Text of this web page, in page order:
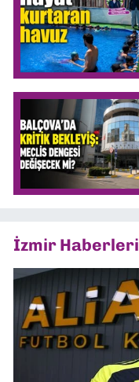
İzmir Haberleri